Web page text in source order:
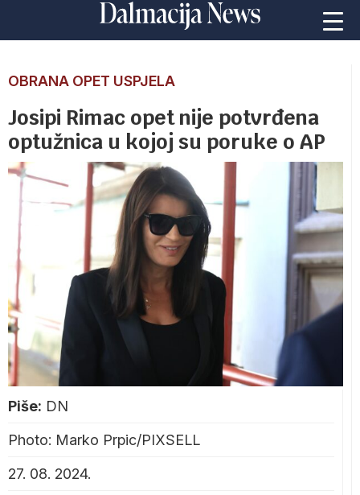
OBRANA OPET USPJELA
Josipi Rimac opet nije potvrđena
optužnica u kojoj su poruke o AP
Piše: DN
Photo: Marko Prpic/PIXSELL
27. 08. 2024.